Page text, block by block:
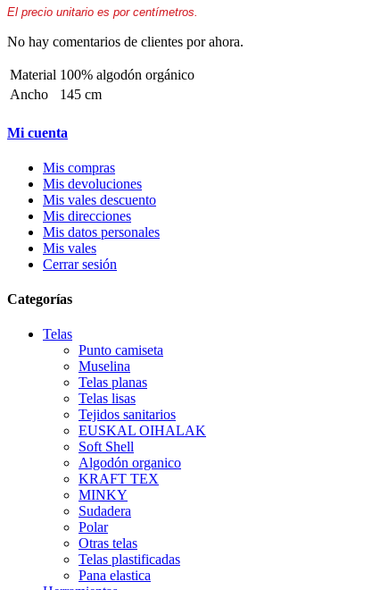
El precio unitario es por centímetros.
No hay comentarios de clientes por ahora.
Material 100% algodón orgánico
Ancho
145 cm
Mi cuenta
Mis compras
Mis devoluciones
Mis vales descuento
Mis direcciones
Mis datos personales
Mis vales
Cerrar sesión
Categorías
Telas
Punto camiseta
Muselina
Telas planas
Telas lisas
Tejidos sanitarios
EUSKAL OIHALAK
Soft Shell
Algodón organico
KRAFT TEX
MINKY
Sudadera
Polar
Otras telas
Telas plastificadas
Pana elastica